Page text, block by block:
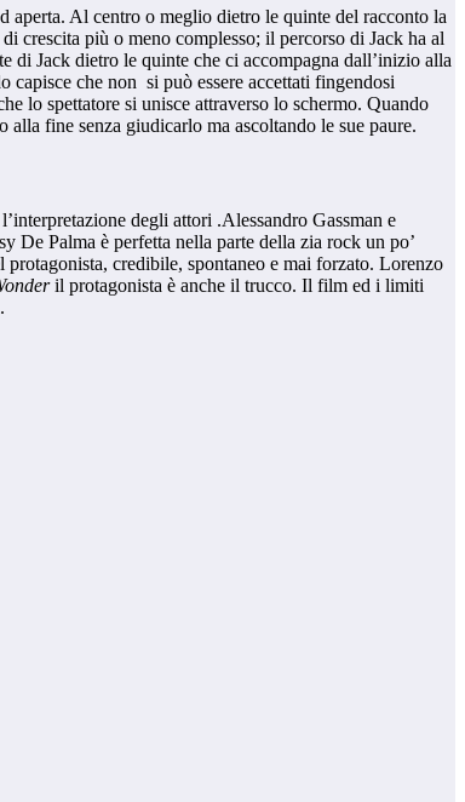
aperta. Al centro o meglio dietro le quinte del racconto la
crescita più o meno complesso; il percorso di Jack ha al
di Jack dietro le quinte che ci accompagna dall’inizio alla
che non si può essere accettati fingendosi
lo spettatore si unisce attraverso lo schermo. Quando
fine senza giudicarlo ma ascoltando le sue paure.
degli attori .Alessandro Gassman e
De Palma è perfetta nella parte della zia rock un po’
credibile, spontaneo e mai forzato. Lorenzo
il protagonista è anche il trucco. Il film ed i limiti